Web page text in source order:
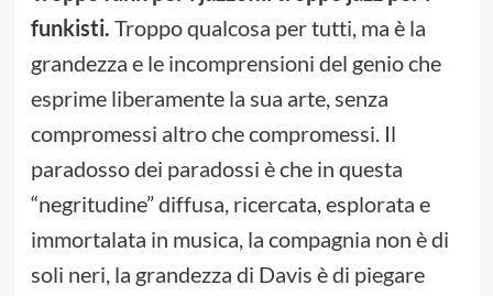
funkisti. Troppo qualcosa per tutti, ma è la
grandezza e le incomprensioni del genio che
esprime liberamente la sua arte, senza
compromessi altro che compromessi. Il
paradosso dei paradossi è che in questa
“negritudine” diffusa, ricercata, esplorata e
immortalata in musica, la compagnia non è di
soli neri, la grandezza di Davis è di piegare